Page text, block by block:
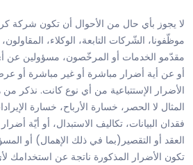
لا يجوز بأي حال من الأحوال أن تكون شركة
موظّفونا، الشّركات التابعة، الوكلاء،
مقدّمو الخدمات أو المرخّصون، مسؤولين عن
أو عن أية أضرار مباشرة أو غير مباشرة أو
الأضرار الإستتباعية من أي نوع كانت. نذكر
المثال لا الحصر، خسارة الأرباح، خسارة
فقدان البيانات، تكاليف الاستبدال، أو أيّة
العقد أو التقصير(بما في ذلك الإهمال) أو
تكون الأضرار المذكورة ناتجة عن استخدامك